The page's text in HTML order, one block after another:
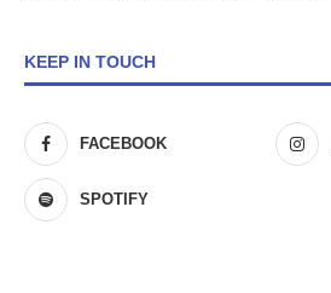
KEEP IN TOUCH
FACEBOOK
SPOTIFY